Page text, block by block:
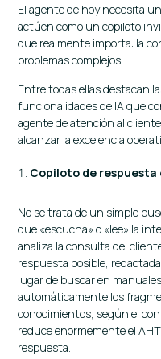
El agente de hoy necesita
actúen como un copiloto
que realmente importa: la
problemas complejos.
Entre todas ellas destacan
funcionalidades de IA que
agente de atención al
alcanzar la excelencia
Copiloto de
No se trata de un simple
que «escucha» o «lee» la
analiza la consulta del
respuesta posible,
lugar de buscar en
automáticamente los
conocimientos, según el
reduce enormemente el
respuesta.